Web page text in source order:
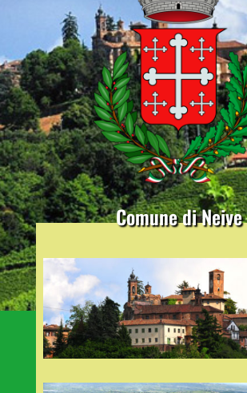
Comune di Neive